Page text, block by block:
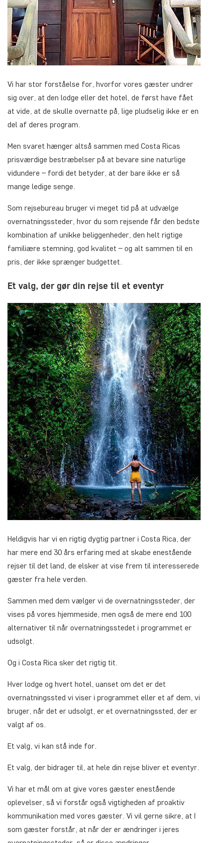
Vi har stor forståelse for, hvorfor vores gæster undrer
sig over, at den lodge eller det hotel, de først have fået
at vide, at de skulle overnatte på, lige pludselig ikke er en
del af deres program.
Men svaret hænger altså sammen med Costa Ricas
prisværdige bestræbelser på at bevare sine naturlige
vidundere – fordi det betyder, at der bare ikke er så
mange ledige senge.
Som rejsebureau bruger vi meget tid på at udvælge
overnatningssteder, hvor du som rejsende får den bedste
kombination af unikke beliggenheder, den helt rigtige
familiære stemning, god kvalitet – og alt sammen til en
pris, der ikke sprænger budgettet.
Et valg, der gør din rejse til et eventyr
Heldigvis har vi en rigtig dygtig partner i Costa Rica, der
har mere end 30 års erfaring med at skabe enestående
rejser til det land, de elsker at vise frem til interesserede
gæster fra hele verden.
Sammen med dem vælger vi de overnatningssteder, der
vises på vores hjemmeside, men også de mere end 100
alternativer til når overnatningsstedet i programmet er
udsolgt.
Og i Costa Rica sker det rigtig tit.
Hver lodge og hvert hotel, uanset om det er det
overnatningssted vi viser i programmet eller et af dem, vi
bruger, når det er udsolgt, er et overnatningssted, der er
valgt af os.
Et valg, vi kan stå inde for.
Et valg, der bidrager til, at hele din rejse bliver et eventyr.
Vi har et mål om at give vores gæster enestående
oplevelser, så vi forstår også vigtigheden af proaktiv
kommunikation med vores gæster. Vi vil gerne sikre, at I
som gæster forstår, at når der er ændringer i jeres